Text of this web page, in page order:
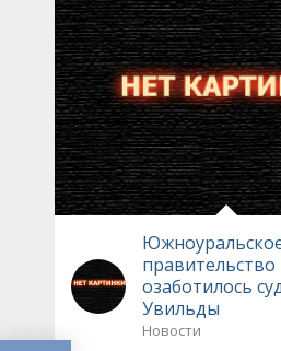
правительство
озаботилось
Увильды
Новости